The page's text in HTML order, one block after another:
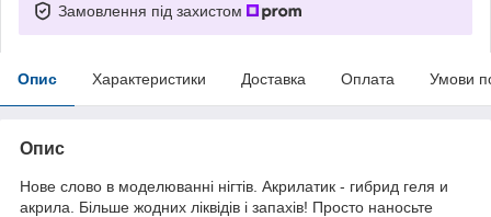
Замовлення під захистом
Опис Характеристики Доставка Оплата Умови
Опис
Нове слово в моделюванні нігтів. Акрилатик - гибрид геля и
акрила. Більше жодних ліквідів і запахів! Просто наносьте